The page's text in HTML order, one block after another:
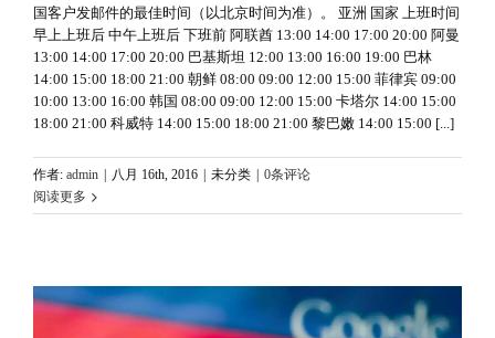
国客户发邮件的最佳时间（以北京时间为准）。 亚洲 国家 上班时间
早上上班后 中午上班后 下班前 阿联酋 13:00 14:00 17:00 20:00 阿曼
13:00 14:00 17:00 20:00 巴基斯坦 12:00 13:00 16:00 19:00 巴林
14:00 15:00 18:00 21:00 朝鲜 08:00 09:00 12:00 15:00 菲律宾 09:00
10:00 13:00 16:00 韩国 08:00 09:00 12:00 15:00 卡塔尔 14:00 15:00
18:00 21:00 科威特 14:00 15:00 18:00 21:00 黎巴嫩 14:00 15:00 [...]
作者: admin | 八月 16th, 2016 | 未分类 | 0条评论
阅读更多